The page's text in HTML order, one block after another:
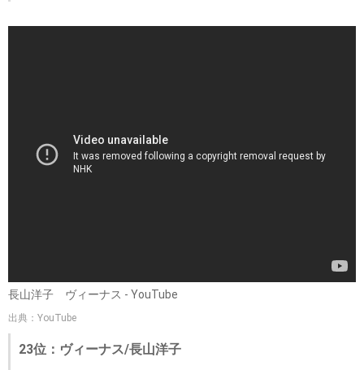
長山洋子 ヴィーナス - YouTube
出典：YouTube
23位：ヴィーナス/長山洋子